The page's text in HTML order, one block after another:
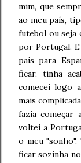
mim, que
ao meu país,
futebol ou seja
por Portugal.
pais para
ficar, tinha
comecei logo
mais
fazia começar
voltei a
o meu
ficar sozinha